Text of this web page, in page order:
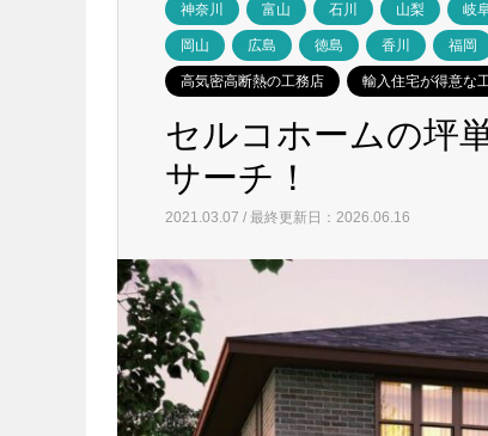
神奈川 富山 石川 山梨 岐
岡山 広島 徳島 香川 福岡
高気密高断熱の工務店 輸入住宅が得意な
セルコホームの坪
サーチ！
2021.03.07 / 最終更新日：2026.06.16